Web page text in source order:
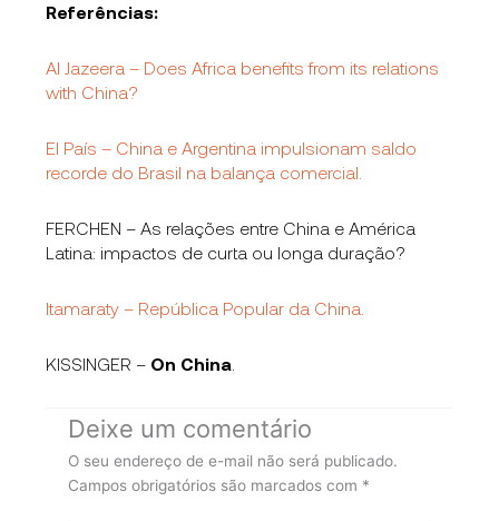
Referências:
Al Jazeera – Does Africa benefits from its relations
with China?
El País – China e Argentina impulsionam saldo
recorde do Brasil na balança comercial.
FERCHEN – As relações entre China e América
Latina: impactos de curta ou longa duração?
Itamaraty – República Popular da China.
KISSINGER – On China
Deixe um comentário
O seu endereço de e-mail não será publicado.
Campos obrigatórios são marcados com *